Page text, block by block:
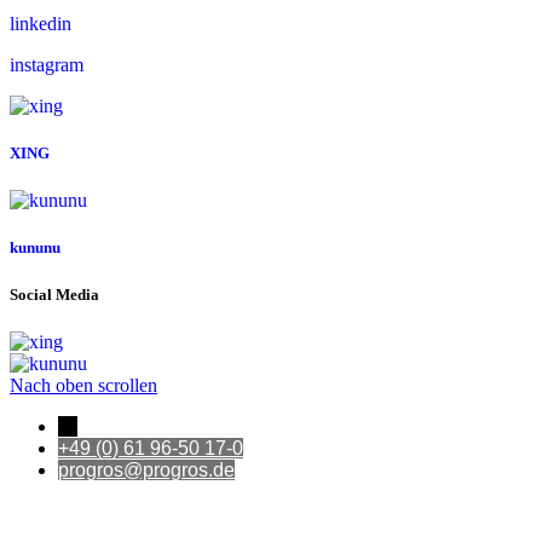
linkedin
instagram
XING
kununu
Social Media
Nach oben scrollen
+49 (0) 61 96-50 17-0
progros@progros.de